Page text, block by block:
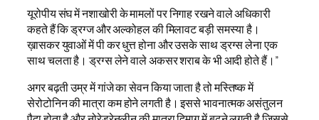
यूरोपीय संघ में नशाखोरी के मामलों पर निगाह रखने वाले अधिकारी
कहते हैं कि ड्रग्ज और अल्कोहल की मिलावट बड़ी समस्या है।
ख़ासकर युवाओं में पी कर धुत्त होना और उसके साथ ड्रग्स लेना एक
साथ चलता है। ड्रग्स लेने वाले अकसर शराब के भी आदी होते हैं।”
अगर बढ़ती उम्र में गांजे का सेवन किया जाता है तो मस्तिष्क में
सेरोटोनिन की मात्रा कम होने लगती है। इससे भावनात्मक असंतुलन